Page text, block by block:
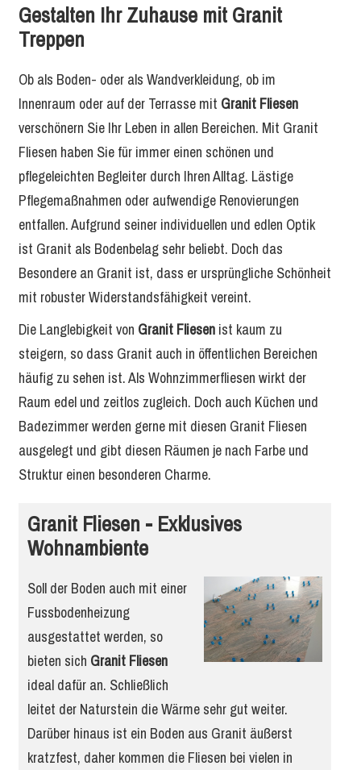
Gestalten Ihr Zuhause mit Granit
Treppen
Ob als Boden- oder als Wandverkleidung, ob im
Innenraum oder auf der Terrasse mit Granit Fliesen
verschönern Sie Ihr Leben in allen Bereichen. Mit Granit
Fliesen haben Sie für immer einen schönen und
pflegeleichten Begleiter durch Ihren Alltag. Lästige
Pflegemaßnahmen oder aufwendige Renovierungen
entfallen. Aufgrund seiner individuellen und edlen Optik
ist Granit als Bodenbelag sehr beliebt. Doch das
Besondere an Granit ist, dass er ursprüngliche Schönheit
mit robuster Widerstandsfähigkeit vereint.
Die Langlebigkeit von Granit Fliesenist kaum zu
steigern, so dass Granit auch in öffentlichen Bereichen
häufig zu sehen ist. Als Wohnzimmerfliesen wirkt der
Raum edel und zeitlos zugleich. Doch auch Küchen und
Badezimmer werden gerne mit diesen Granit Fliesen
ausgelegt und gibt diesen Räumen je nach Farbe und
Struktur einen besonderen Charme.
Granit Fliesen - Exklusives
Wohnambiente
Soll der Boden auch mit einer
Fussbodenheizung
ausgestattet werden, so
bieten sich Granit Fliesen
ideal dafür an. Schließlich
leitet der Naturstein die Wärme sehr gut weiter.
Darüber hinaus ist ein Boden aus Granit äußerst
kratzfest, daher kommen die Fliesen bei vielen in